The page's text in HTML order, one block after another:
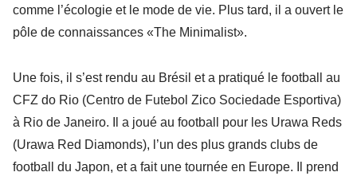
comme l’écologie et le mode de vie. Plus tard, il a ouvert le
pôle de connaissances «The Minimalist».
Une fois, il s’est rendu au Brésil et a pratiqué le football au
CFZ do Rio (Centro de Futebol Zico Sociedade Esportiva)
à Rio de Janeiro. Il a joué au football pour les Urawa Reds
(Urawa Red Diamonds), l’un des plus grands clubs de
football du Japon, et a fait une tournée en Europe. Il prend